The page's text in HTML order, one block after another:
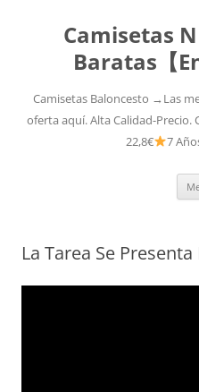
Camisetas
Baratas【
Camisetas Baloncesto →Las
oferta aquí. Alta Calidad-Precio.
22,8€
7
La Tarea Se